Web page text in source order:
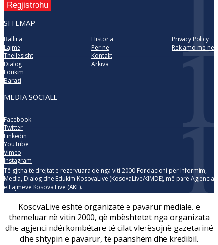
Regjistrohu
SITEMAP
Ballina
Lajme
Thellësisht
Dialog
Edukim
Barazi
Historia
Për ne
Kontakt
Arkiva
Privacy Policy
Reklamo me ne
MEDIA SOCIALE
Facebook
Twitter
Linkedin
YouTube
Vimeo
Instagram
Të gjitha të drejtat e rezervuara që nga viti 2000 Fondacioni për Informim,
Media, Dialog dhe Edukim KosovaLive (KosovaLive/KIMDE), më parë Agjencia
e Lajmeve Kosova Live (AKL).
KosovaLive është organizatë e pavarur mediale, e
themeluar në vitin 2000, që mbështetet nga organizata
dhe agjenci ndërkombëtare të cilat vlerësojnë gazetarinë
dhe shtypin e pavarur, të paanshëm dhe kredibil.